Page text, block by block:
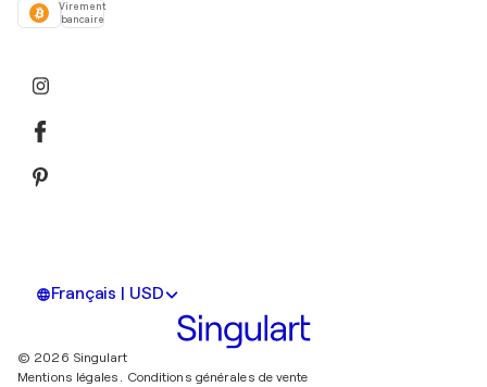
Virement
bancaire
Français | USD
© 2026 Singulart
Mentions légales. Conditions générales de vente